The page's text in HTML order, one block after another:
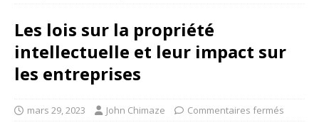
Les lois sur la propriété
intellectuelle et leur impact sur
les entreprises
mars 29, 2023 John Chimaze Commentaires fermés